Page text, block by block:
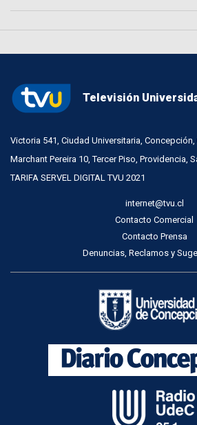
Televisión
Victoria 541, Ciudad Universitaria, Concepción,
Marchant Pereira 10, Tercer Piso, Providencia,
TARIFA SERVEL DIGITAL TVU 2021
internet@tvu.cl
Contacto Comercial
Contacto Prensa
Denuncias, Reclamos y